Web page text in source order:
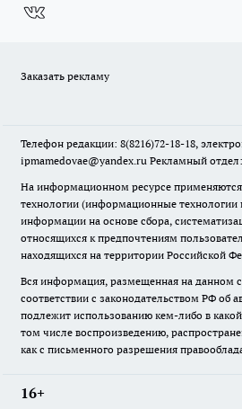
Заказать рекламу
Телефон редакции: 8(8216)72-18-18,
ipmamedovae@yandex.ru Рекламный
На информационном ресурсе
технологии (информационные технологии
информации на основе сбора,
относящихся к предпочтениям
находящихся на территории Российской
Вся информация, размещенная на данном
соответствии с законодательством РФ об
подлежит использованию кем-либо в
том числе воспроизведению,
как с письменного разрешения
16+